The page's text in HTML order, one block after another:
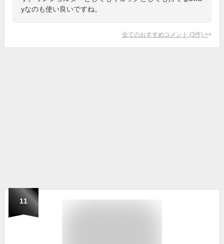
yなのも使い良いですね。
全てのおすすめコメント (3件) >
11